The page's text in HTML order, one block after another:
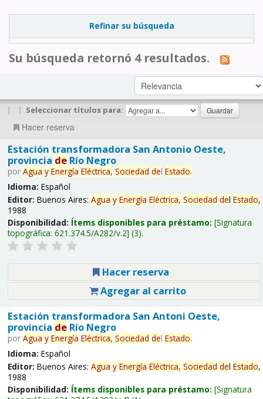
Refinar su búsqueda
Su búsqueda retornó 4 resultados.
| | Seleccionar títulos para:
Hacer reserva
Estación transformadora San Antonio Oeste,
provincia deRío Negro
por Agua y Energía Eléctrica, Sociedad del Estado.
Idioma: Español
Editor: Buenos Aires: Agua y Energía Eléctrica, Sociedad del Estado,
1988
Disponibilidad: Ítems disponibles para préstamo: Signatura
topográfica: 621.374.5/A282/v.2 (3).
Hacer reserva
Agregar al carrito
Estación transformadora San Antoni Oeste,
provincia deRío Negro
por Agua y Energía Eléctrica, Sociedad del Estado.
Idioma: Español
Editor: Buenos Aires: Agua y Energía Eléctrica, Sociedad del Estado,
1988
Disponibilidad: Ítems disponibles para préstamo: Signatura